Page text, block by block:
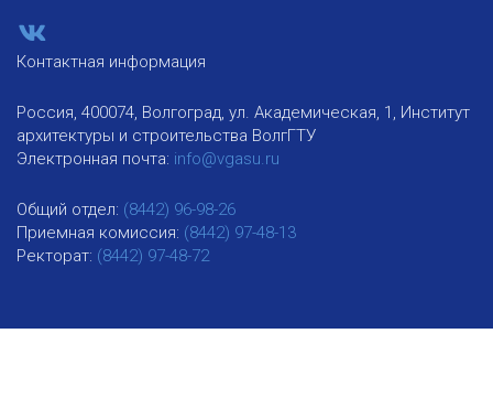
Контактная информация
Россия, 400074, Волгоград, ул. Академическая, 1, Институт
архитектуры и строительства ВолгГТУ
Электронная почта: info@vgasu.ru
Общий отдел: (8442) 96-98-26
Приемная комиссия: (8442) 97-48-13
Ректорат: (8442) 97-48-72